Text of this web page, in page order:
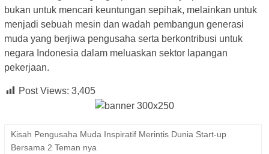
bukan untuk mencari keuntungan sepihak, melainkan untuk
menjadi sebuah mesin dan wadah pembangun generasi
muda yang berjiwa pengusaha serta berkontribusi untuk
negara Indonesia dalam meluaskan sektor lapangan
pekerjaan.
Post Views: 3,405
Kisah Pengusaha Muda Inspiratif Merintis Dunia Start-up
Bersama 2 Teman nya